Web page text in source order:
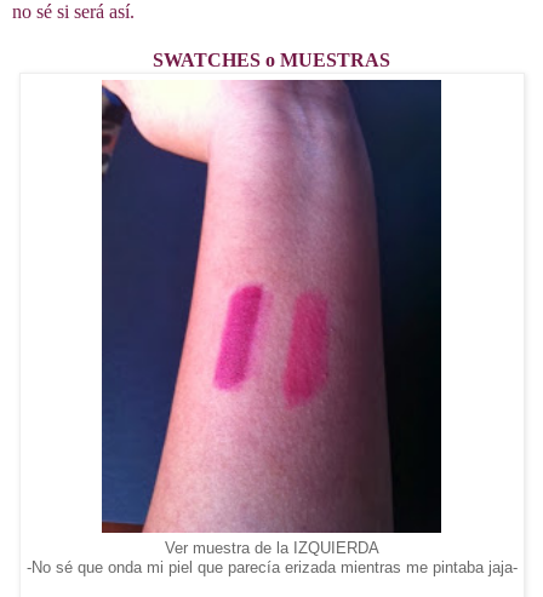
no sé si será así.
SWATCHES o MUESTRAS
Ver muestra de la IZQUIERDA
-No sé que onda mi piel que parecía erizada mientras me pintaba jaja-